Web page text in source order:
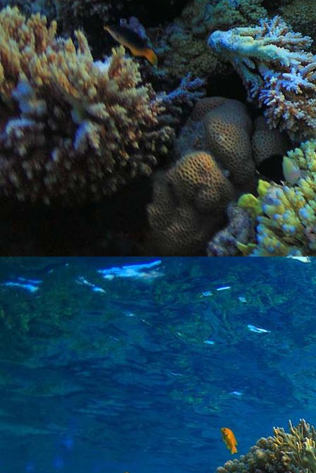
PHOTO-2026-06-14-18-57-23 1